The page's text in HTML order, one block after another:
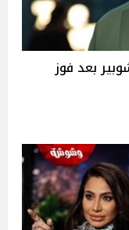
بعد فوز